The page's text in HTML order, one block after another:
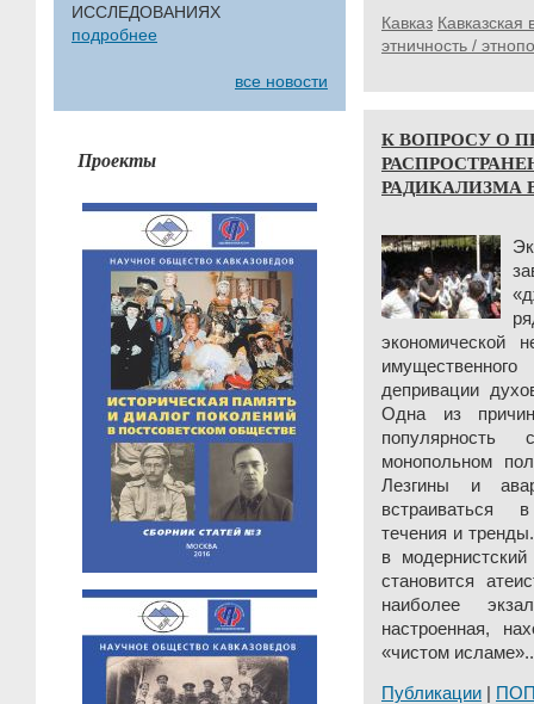
ИССЛЕДОВАНИЯХ
подробнее
все новости
Проекты
Кавказ Кавказская
этничность /
К ВОПРОСУ О
РАДИКАЛИЗМА
экономической
депривации
Одна из
популярность
монопольном
Лезгины и
встраиваться
течения и
в
становится
наиболее
настроенная,
«чистом
Публикации